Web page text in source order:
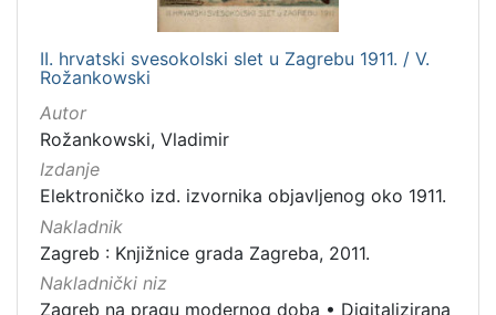
II. hrvatski svesokolski slet u Zagrebu 1911. / V.
Rožankowski
Autor
Rožankowski, Vladimir
Izdanje
Elektroničko izd. izvornika objavljenog oko 1911.
Nakladnik
Zagreb : Knjižnice grada Zagreba, 2011.
Nakladnički niz
Zagreb na pragu modernog doba • Digitalizirana